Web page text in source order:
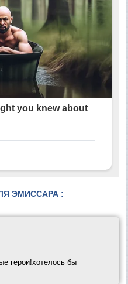
ЭМИССАРА :
герои!хотелось бы